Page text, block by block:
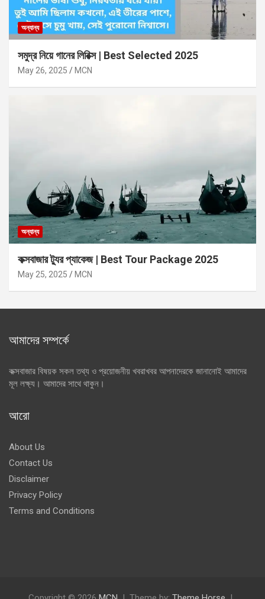
অন্যান্য
সমুদ্র নিয়ে গানের লিরিক্স | Best Selected 2025
May 26, 2025 MCN
অন্যান্য
কক্সবাজার ট্যুর প্যাকেজ | Best Tour Package 2025
May 25, 2025 MCN
আমাদের সম্পর্কে
কক্সবাজার বিষয়ক সকল তথ্য ও প্রয়োজনীয় খবরাখবর আপনাদেরকে জানানোই আমাদের
মূল লক্ষ্য। আমাদের সাথে থাকুন।
আরো
About Us
Contact Us
Disclaimer
Privacy Policy
Terms and Conditions